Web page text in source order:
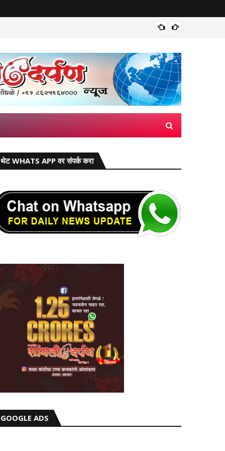
थेट WHATS APP वर संपर्क करा
GOOGLE ADS